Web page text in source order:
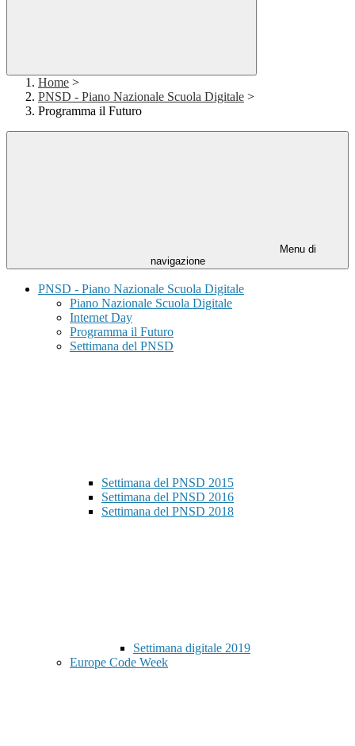
Home >
PNSD - Piano Nazionale Scuola Digitale >
Programma il Futuro
Menu di
navigazione
PNSD - Piano Nazionale Scuola Digitale
Piano Nazionale Scuola Digitale
Internet Day
Programma il Futuro
Settimana del PNSD
Settimana del PNSD 2015
Settimana del PNSD 2016
Settimana del PNSD 2018
Settimana digitale 2019
Europe Code Week